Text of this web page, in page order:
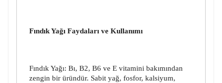
Fındık Yağı Faydaları ve Kullanımı
Fındık Yağı: Bı, B2, B6 ve E vitamini bakımından
zengin bir üründür. Sabit yağ, fosfor, kalsiyum,